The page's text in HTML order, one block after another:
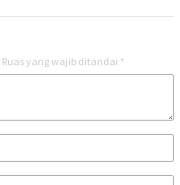
Ruas yang wajib ditandai *